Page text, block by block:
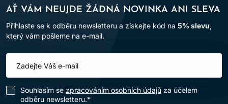
AŤ VÁM NEUJDE ŽÁDNÁ NOVINKA ANI SLEVA
Přihlaste se k odběru newsletteru a získejte kód na 5% slevu,
který vám pošleme na e-mail.
Souhlasím se zpracováním osobních údajů za účelem
odběru newsletteru.*